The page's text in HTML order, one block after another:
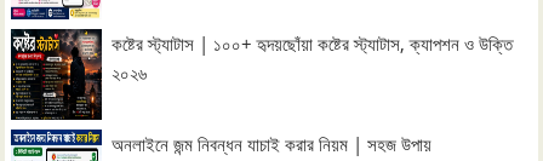
কষ্টের স্ট্যাটাস | ১০০+ হৃদয়ছোঁয়া কষ্টের স্ট্যাটাস, ক্যাপশন ও উক্তি
২০২৬
অনলাইনে জন্ম নিবন্ধন যাচাই করার নিয়ম | সহজ উপায়